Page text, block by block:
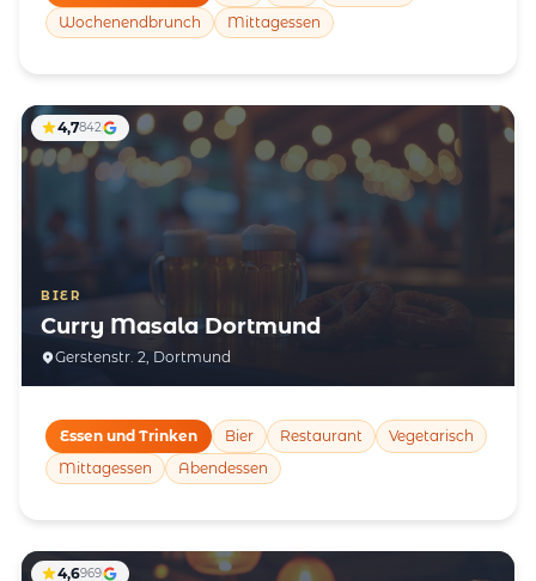
Wochenendbrunch
Mittagessen
BIER
Curry Masala Dortmund
Gerstenstr. 2, Dortmund
4,7842
Essen und Trinken Bier Restaurant
Vegetarisch
Mittagessen
Abendessen
4,6969